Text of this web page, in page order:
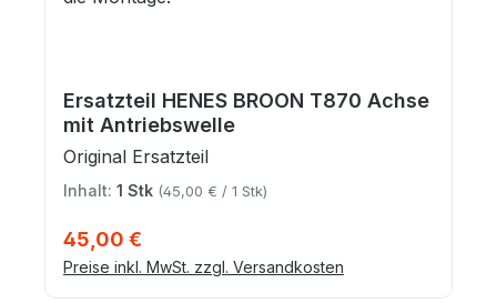
Ersatzteil HENES BROON T870 Achse
mit Antriebswelle
Original Ersatzteil
Inhalt: 1 Stk (45,00 € / 1 Stk)
45,00 €
Preise inkl. MwSt. zzgl. Versandkosten